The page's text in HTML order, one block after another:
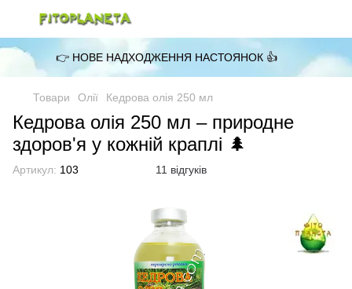
👉 НОВЕ НАДХОДЖЕННЯ НАСТОЯНОК 👍
Товари Олії Кедрова олія 250 мл
Кедрова олія 250 мл – природне
здоров'я у кожній краплі 🌲
Артикул: 103 11 відгуків